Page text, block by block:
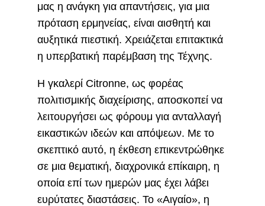
μας η ανάγκη για απαντήσεις, για μια
πρόταση ερμηνείας, είναι αισθητή και
αυξητικά πιεστική. Χρειάζεται επιτακτικά
η υπερβατική παρέμβαση της Τέχνης.
Η γκαλερί Citronne, ως φορέας
πολιτισμικής διαχείρισης, αποσκοπεί να
λειτουργήσει ως φόρουμ για ανταλλαγή
εικαστικών ιδεών και απόψεων. Με το
σκεπτικό αυτό, η έκθεση επικεντρώθηκε
σε μια θεματική, διαχρονικά επίκαιρη, η
οποία επί των ημερών μας έχει λάβει
ευρύτατες διαστάσεις. Το «Αιγαίο», η